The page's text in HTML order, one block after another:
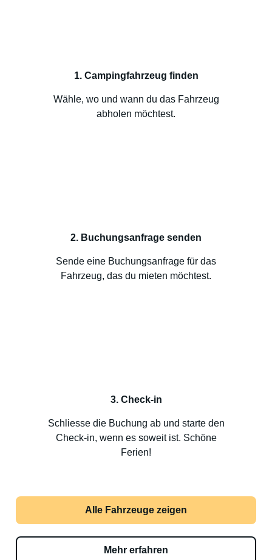
1. Campingfahrzeug finden
Wähle, wo und wann du das Fahrzeug
abholen möchtest.
2. Buchungsanfrage senden
Sende eine Buchungsanfrage für das
Fahrzeug, das du mieten möchtest.
3. Check-in
Schliesse die Buchung ab und starte den
Check-in, wenn es soweit ist. Schöne
Ferien!
Alle Fahrzeuge zeigen
Mehr erfahren